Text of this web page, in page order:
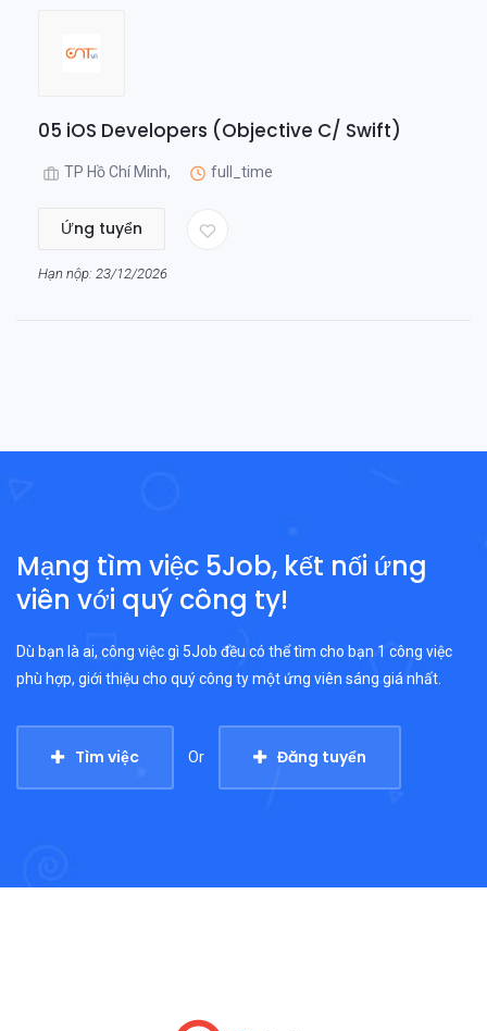
05 iOS Developers (Objective C/ Swift)
TP Hồ Chí Minh, full_time
Ứng tuyển
Hạn nộp: 23/12/2026
Mạng tìm việc 5Job, kết nối ứng
viên với quý công ty!
Dù bạn là ai, công việc gì 5Job đều có thể tìm cho bạn 1 công việc
phù hợp, giới thiệu cho quý công ty một ứng viên sáng giá nhất.
Tìm việc Or Đăng tuyển